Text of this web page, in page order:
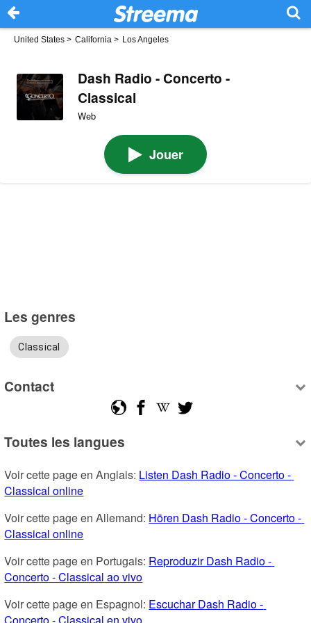
United States > California > Los Angeles
Dash Radio - Concerto -
Classical
Web
Jouer
Les genres
Classical
Contact
Toutes les langues
Voir cette page en Anglais: Listen Dash Radio - Concerto -
Classical online
Voir cette page en Allemand: Hören Dash Radio - Concerto -
Classical online
Voir cette page en Portugais: Reproduzir Dash Radio -
Concerto - Classical ao vivo
Voir cette page en Espagnol: Escuchar Dash Radio -
Concerto - Classical en vivo